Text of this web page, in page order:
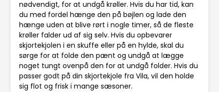
nødvendigt, for at undgå krøller. Hvis du har tid, kan
du med fordel hænge den på bøjlen og lade den
hænge uden at blive rørt i nogle timer, så de fleste
krøller falder ud af sig selv. Hvis du opbevarer
skjortekjolen i en skuffe eller på en hylde, skal du
sørge for at folde den pænt og undgå at lægge
noget tungt ovenpå den for at undgå folder. Hvis du
passer godt på din skjortekjole fra Vila, vil den holde
sig flot og frisk i mange sæsoner.